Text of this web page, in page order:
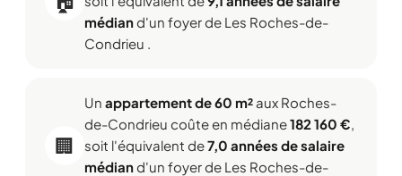
médiand'un foyer de Les Roches-de-
Condrieu .
🏢
Un appartement de 60 m² aux Roches-
de-Condrieu coûte en médiane182 160 €,
soit l'équivalent de7,0 années de salaire
médiand'un foyer de Les Roches-de-